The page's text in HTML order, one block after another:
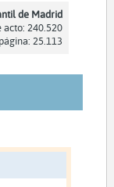
de Madrid
acto: 240.520
25.113